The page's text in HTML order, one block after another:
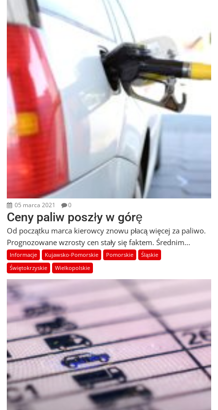
05 marca 2021 0
Ceny paliw poszły w górę
Od początku marca kierowcy znowu płacą więcej za paliwo.
Prognozowane wzrosty cen stały się faktem. Średnim...
Informacje Kujawsko-Pomorskie Pomorskie
Śląskie
Świętokrzyskie
Wielkopolskie